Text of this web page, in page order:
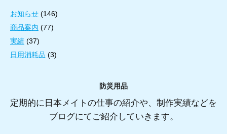
お知らせ (146)
商品案内 (77)
実績 (37)
日用消耗品 (3)
防災用品
定期的に日本メイトの仕事の紹介や、制作実績などを
ブログにてご紹介していきます。